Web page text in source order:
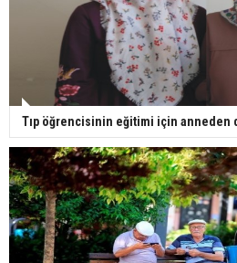
Tıp öğrencisinin eğitimi için anneden